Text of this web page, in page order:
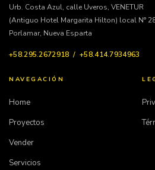
Urb. Costa Azul, calle Uveros, VENETUR
(Antiguo Hotel Margarita Hilton) local N°
Porlamar, Nueva Esparta
+58.295.2672918 / +58.414.7934963
NAVEGACIÓN
Home
Proyectos
Vender
Servicios